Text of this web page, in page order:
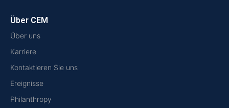
Über CEM
Über uns
Karriere
Kontaktieren Sie uns
Ereignisse
Philanthropy